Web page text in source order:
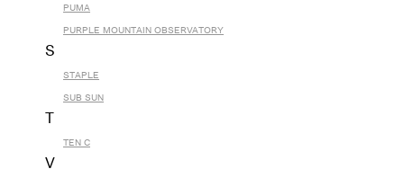
PUMA
PURPLE MOUNTAIN OBSERVATORY
S
STAPLE
SUB SUN
TEN C
V